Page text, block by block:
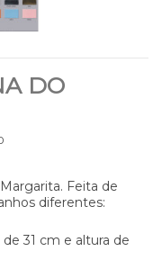
DO
Feita de
diferentes:
31 cm e altura de